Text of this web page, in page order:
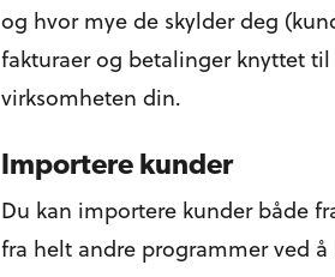
og hvor mye de skylder deg
fakturaer og betalinger knyttet
virksomheten din.
Importere kunder
Du kan importere kunder både
fra helt andre programmer ved å